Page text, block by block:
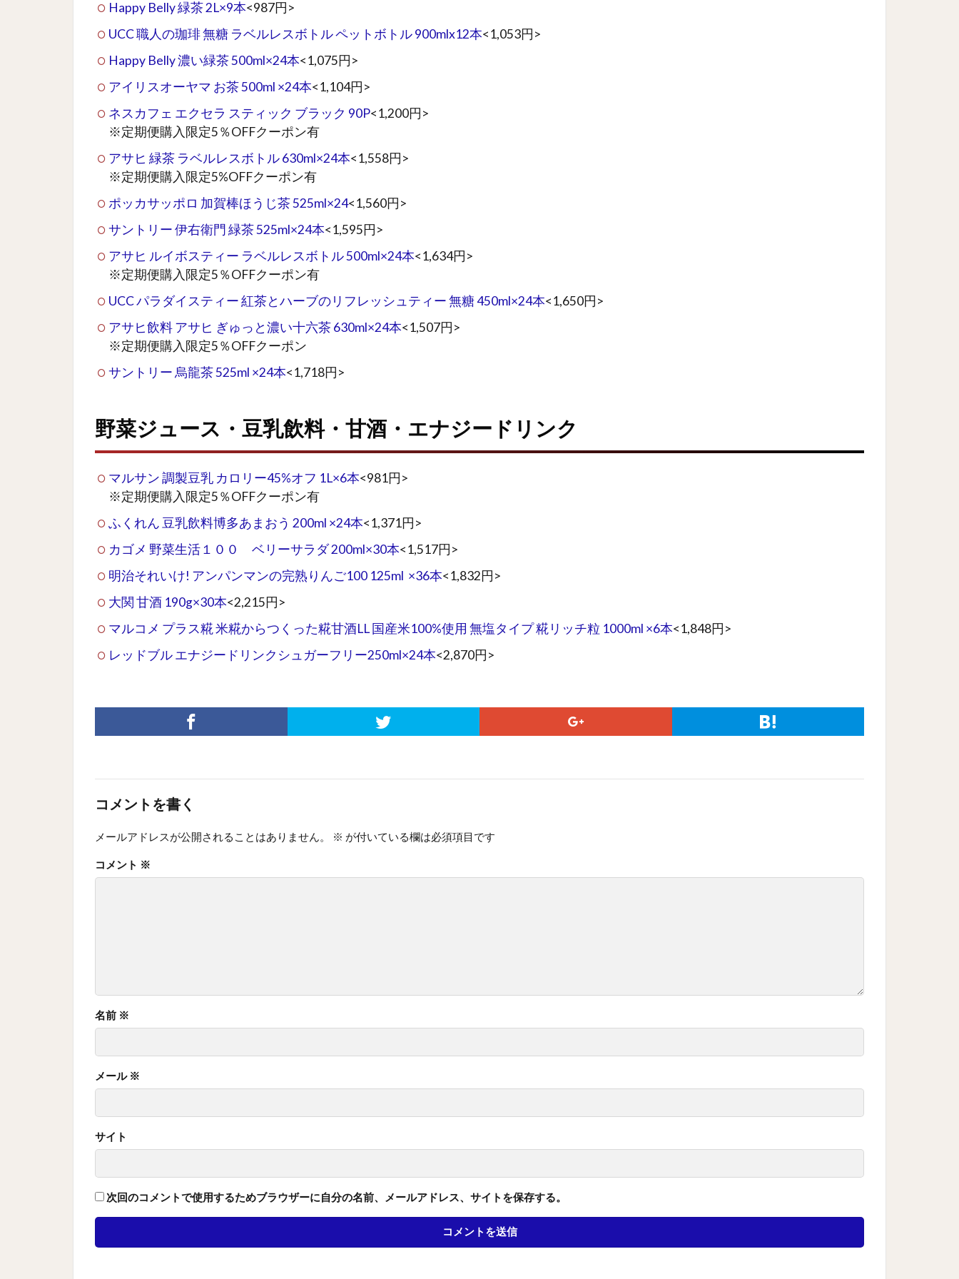
Happy Belly 緑茶 2L×9本<987円>
UCC 職人の珈琲 無糖 ラベルレスボトル ペットボトル 900mlx12本<1,053円>
Happy Belly 濃い緑茶 500ml×24本<1,075円>
アイリスオーヤマ お茶 500ml ×24本<1,104円>
ネスカフェ エクセラ スティック ブラック 90P<1,200円>
※定期便購入限定5％OFFクーポン有
アサヒ 緑茶 ラベルレスボトル 630ml×24本<1,558円>
※定期便購入限定5%OFFクーポン有
ポッカサッポロ 加賀棒ほうじ茶 525ml×24<1,560円>
サントリー 伊右衛門 緑茶 525ml×24本<1,595円>
アサヒ ルイボスティー ラベルレスボトル 500ml×24本<1,634円>
※定期便購入限定5％OFFクーポン有
UCC パラダイスティー 紅茶とハーブのリフレッシュティー 無糖 450ml×24本<1,650円>
アサヒ飲料 アサヒ ぎゅっと濃い十六茶 630ml×24本<1,507円>
※定期便購入限定5％OFFクーポン
サントリー 烏龍茶 525ml ×24本<1,718円>
野菜ジュース・豆乳飲料・甘酒・エナジードリンク
マルサン 調製豆乳 カロリー45%オフ 1L×6本<981円>
※定期便購入限定5％OFFクーポン有
ふくれん 豆乳飲料博多あまおう 200ml ×24本<1,371円>
カゴメ 野菜生活１００ ベリーサラダ 200ml×30本<1,517円>
明治それいけ! アンパンマンの完熟りんご100 125ml ×36本<1,832円>
大関 甘酒 190g×30本<2,215円>
マルコメ プラス糀 米糀からつくった糀甘酒LL 国産米100%使用 無塩タイプ 糀リッチ粒 1000ml ×6本<1,848円>
レッドブル エナジードリンクシュガーフリー250ml×24本<2,870円>
コメントを書く
メールアドレスが公開されることはありません。 ※ が付いている欄は必須項目です
コメント ※
名前 ※
メール ※
サイト
次回のコメントで使用するためブラウザーに自分の名前、メールアドレス、サイトを保存する。